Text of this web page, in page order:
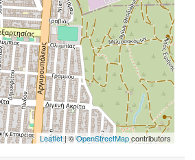
Leaflet| ©OpenStreetMapcontributors